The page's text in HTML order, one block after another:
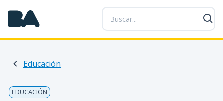
P
a
s
a
Educación
EDUCACIÓN